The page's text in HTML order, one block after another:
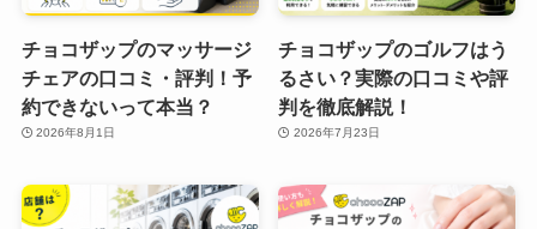
チョコザップのマッサージ
チェアの口コミ・評判！予
約できないって本当？
2026年8月1日
チョコザップのゴルフはう
るさい？実際の口コミや評
判を徹底解説！
2026年7月23日